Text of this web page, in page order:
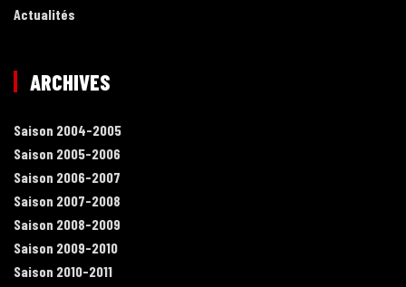
Actualités
ARCHIVES
Saison 2004-2005
Saison 2005-2006
Saison 2006-2007
Saison 2007-2008
Saison 2008-2009
Saison 2009-2010
Saison 2010-2011